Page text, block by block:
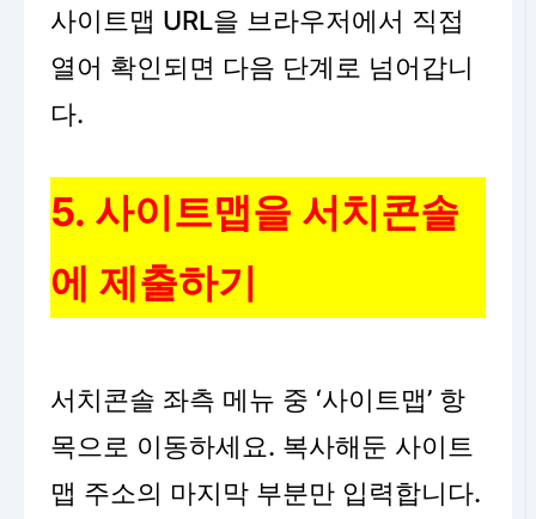
사이트맵 URL을 브라우저에서 직접
열어 확인되면 다음 단계로 넘어갑니
다.
5. 사이트맵을 서치콘솔
에 제출하기
서치콘솔 좌측 메뉴 중 ‘사이트맵’ 항
목으로 이동하세요. 복사해둔 사이트
맵 주소의 마지막 부분만 입력합니다.